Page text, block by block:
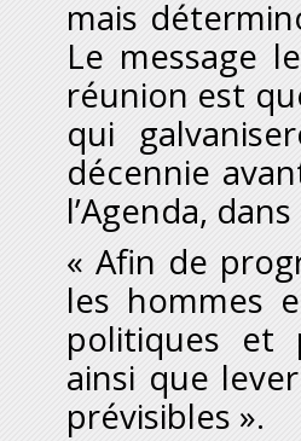
mais
Le message
réunion est
qui
décennie
l’Agenda,
« Afin de
les hommes
politiques et
ainsi que
prévisibles ».